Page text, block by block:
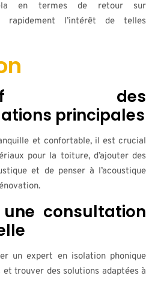
en termes de retour sur
rapidement l’intérêt de telles
des
principales
et confortable, il est crucial
pour la toiture, d’ajouter des
et de penser à l’acoustique
consultation
un expert en isolation phonique
et trouver des solutions adaptées à